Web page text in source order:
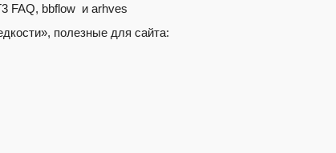
FAQ, bbflow и arhves
полезные для сайта: